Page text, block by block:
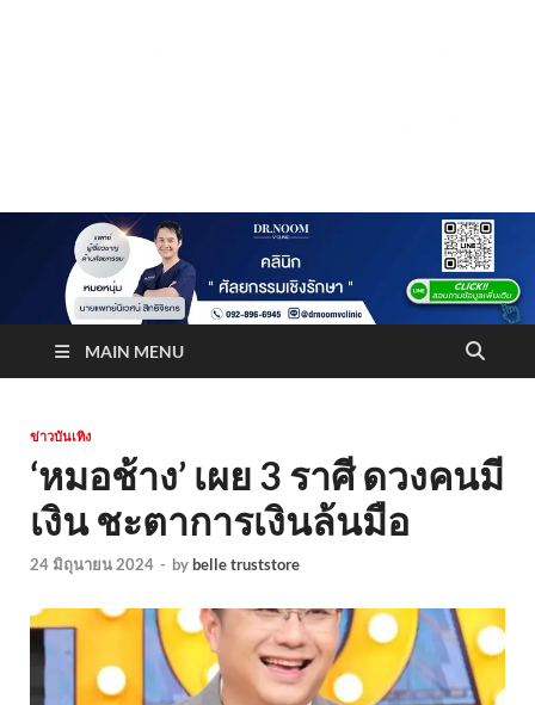
Truststoreonline
MAIN MENU
ข่าวบันเทิง
‘หมอช้าง’ เผย 3 ราศี ดวงคนมี
เงิน ชะตาการเงินล้นมือ
24 มิถุนายน 2024 - bybelle truststore